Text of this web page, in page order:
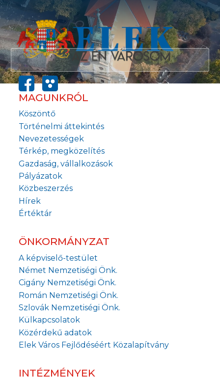
MAGUNKRÓL
Köszöntő
Történelmi áttekintés
Nevezetességek
Térkép, megközelítés
Gazdaság, vállalkozások
Pályázatok
Közbeszerzés
Hírek
Értéktár
ÖNKORMÁNYZAT
A képviselő-testület
Német Nemzetiségi Önk.
Cigány Nemzetiségi Önk.
Román Nemzetiségi Önk.
Szlovák Nemzetiségi Önk.
Külkapcsolatok
Közérdekű adatok
Elek Város Fejlődéséért Közalapítvány
INTÉZMÉNYEK